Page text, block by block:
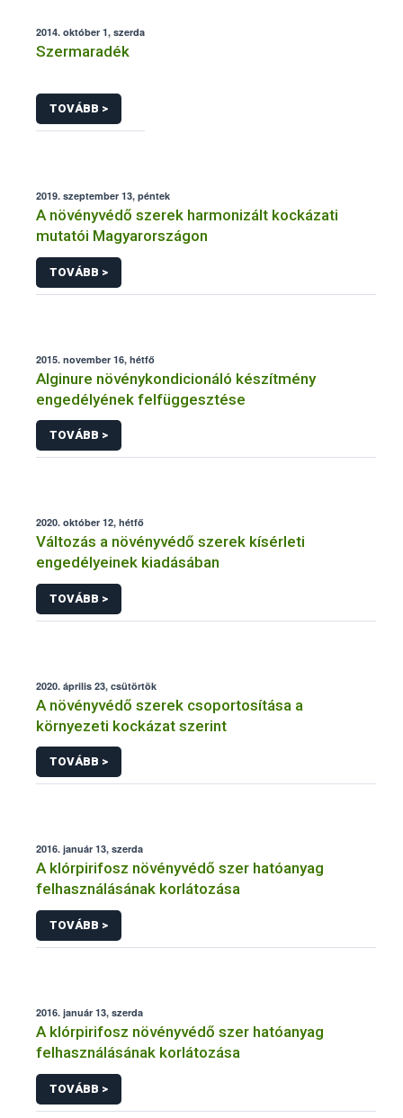
2014. október 1, szerda
Szermaradék
TOVÁBB >
2019. szeptember 13, péntek
A növényvédő szerek harmonizált kockázati
mutatói Magyarországon
TOVÁBB >
2015. november 16, hétfő
Alginure növénykondicionáló készítmény
engedélyének felfüggesztése
TOVÁBB >
2020. október 12, hétfő
Változás a növényvédő szerek kísérleti
engedélyeinek kiadásában
TOVÁBB >
2020. április 23, csütörtök
A növényvédő szerek csoportosítása a
környezeti kockázat szerint
TOVÁBB >
2016. január 13, szerda
A klórpirifosz növényvédő szer hatóanyag
felhasználásának korlátozása
TOVÁBB >
2016. január 13, szerda
A klórpirifosz növényvédő szer hatóanyag
felhasználásának korlátozása
TOVÁBB >